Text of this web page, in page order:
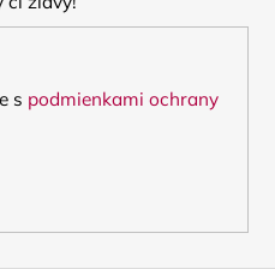
s podmienkami ochrany